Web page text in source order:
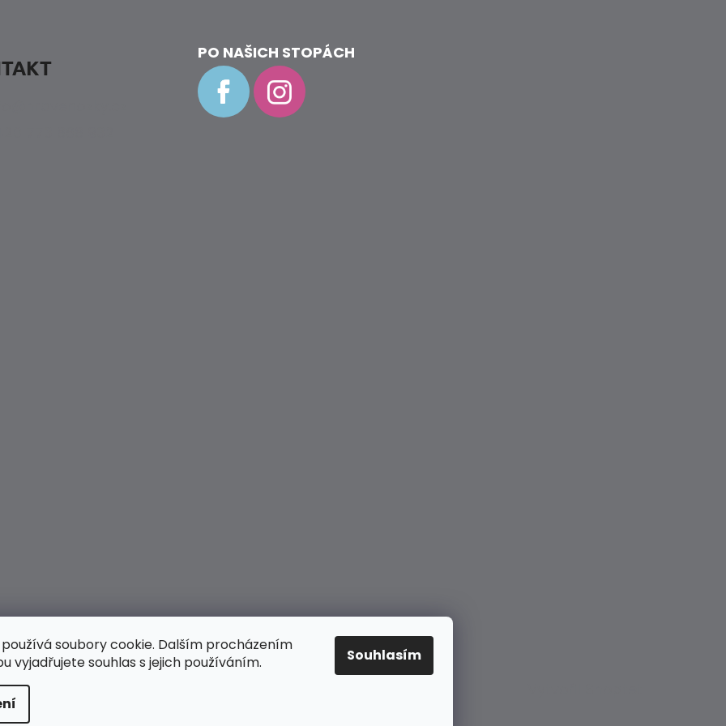
soubory cookie. Dalším procházením
vyjadřujete souhlas s jejich používáním.
Souhlasím
PO NAŠICH STOPÁCH
vyhrazena.